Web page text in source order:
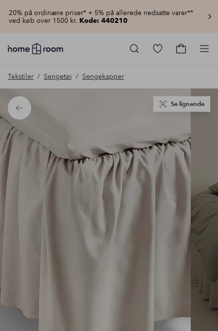
20% på ordinære priser* + 5% på allerede nedsatte varer**
ved køb over 1500 kr. Kode: 440210
Homeroom
–
hjemmet
til
lav
pris
Gå
Gå
Tekstiler Sengetøj Sengekapper
Tilbage
Se lignende